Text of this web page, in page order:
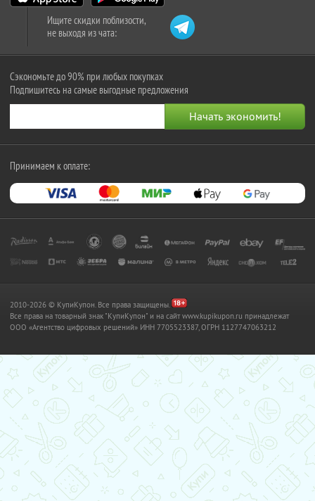
Ищите скидки поблизости,
не выходя из чата:
Сэкономьте до 90% при любых покупках
Подпишитесь на самые выгодные предложения
Принимаем к оплате:
2010-2026 © КупиКупон. Все права защищены.
Все права на товарный знак "КупиКупон" и на сайт www.kupikupon.ru принадлежат
OOO «Агентство цифровых решений» ИНН 7705523387, ОГРН 1127747063212